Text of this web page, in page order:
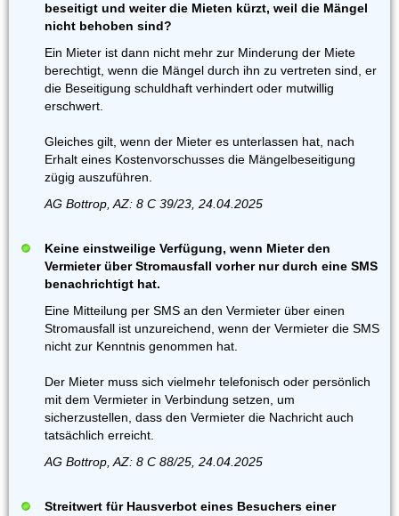
beseitigt und weiter die Mieten kürzt, weil die Mängel
nicht behoben sind?
Ein Mieter ist dann nicht mehr zur Minderung der Miete
berechtigt, wenn die Mängel durch ihn zu vertreten sind, er
die Beseitigung schuldhaft verhindert oder mutwillig
erschwert.
Gleiches gilt, wenn der Mieter es unterlassen hat, nach
Erhalt eines Kostenvorschusses die Mängelbeseitigung
zügig auszuführen.
AG Bottrop, AZ: 8 C 39/23, 24.04.2025
Keine einstweilige Verfügung, wenn Mieter den
Vermieter über Stromausfall vorher nur durch eine SMS
benachrichtigt hat.
Eine Mitteilung per SMS an den Vermieter über einen
Stromausfall ist unzureichend, wenn der Vermieter die SMS
nicht zur Kenntnis genommen hat.
Der Mieter muss sich vielmehr telefonisch oder persönlich
mit dem Vermieter in Verbindung setzen, um
sicherzustellen, dass den Vermieter die Nachricht auch
tatsächlich erreicht.
AG Bottrop, AZ: 8 C 88/25, 24.04.2025
Streitwert für Hausverbot eines Besuchers einer